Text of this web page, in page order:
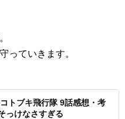
っていきます。
コトブキ飛行隊 9話感想・考
っけなさすぎる